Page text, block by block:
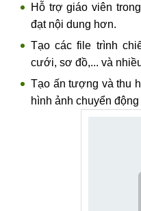
Hỗ trợ giáo viên
đạt nội dung hơn.
Tạo các file trình
cưới, sơ đồ,... và
Tạo ấn tượng và thu
hình ảnh chuyển động